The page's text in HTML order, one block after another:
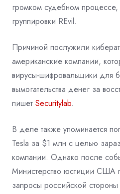
громком судебном
группировки REvil.
Причиной послужили
американские компании,
вирусы-шифровальщики для
вымогательства денег за
пишет Securitylab.
В деле также упоминается
Tesla за $1 млн с целью
компании. Однако после
Министерство юстиции США
запросы российской